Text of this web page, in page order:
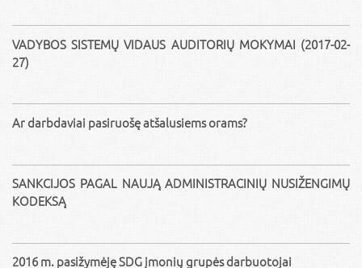
VADYBOS SISTEMŲ VIDAUS AUDITORIŲ MOKYMAI (2017-02-
27)
Ar darbdaviai pasiruošę atšalusiems orams?
SANKCIJOS PAGAL NAUJĄ ADMINISTRACINIŲ NUSIŽENGIMŲ
KODEKSĄ
2016 m. pasižymėję SDG įmonių grupės darbuotojai